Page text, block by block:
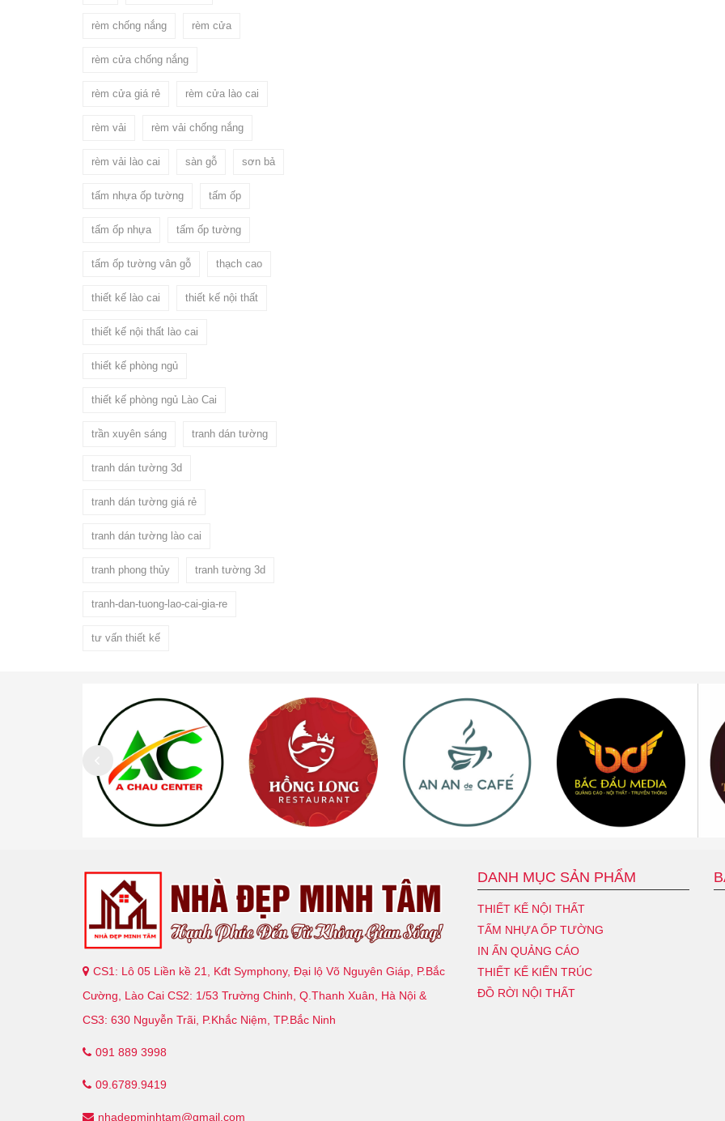
rèm chống nắng rèm cửa
rèm cửa chống nắng
rèm cửa giá rẻ rèm cửa lào cai
rèm vải rèm vải chống nắng
rèm vải lào cai sàn gỗ sơn bả
tấm nhựa ốp tường tấm ốp
tấm ốp nhựa tấm ốp tường
tấm ốp tường vân gỗ thạch cao
thiết kế lào cai thiết kế nội thất
thiết kế nội thất lào cai
thiết kế phòng ngủ
thiết kế phòng ngủ Lào Cai
trần xuyên sáng tranh dán tường
tranh dán tường 3d
tranh dán tường giá rẻ
tranh dán tường lào cai
tranh phong thủy tranh tường 3d
tranh-dan-tuong-lao-cai-gia-re
tư vấn thiết kế
CS1: Lô 05 Liền kề 21, Kđt Symphony, Đại lộ Võ Nguyên Giáp, P.Bắc
Cường, Lào Cai CS2: 1/53 Trường Chinh, Q.Thanh Xuân, Hà Nội &
CS3: 630 Nguyễn Trãi, P.Khắc Niệm, TP.Bắc Ninh
091 889 3998
09.6789.9419
nhadepminhtam@gmail.com
DANH MỤC SẢN PHẨM
THIẾT KẾ NỘI THẤT
TẤM NHỰA ỐP TƯỜNG
IN ẤN QUẢNG CÁO
THIẾT KẾ KIẾN TRÚC
ĐỒ RỜI NỘI THẤT